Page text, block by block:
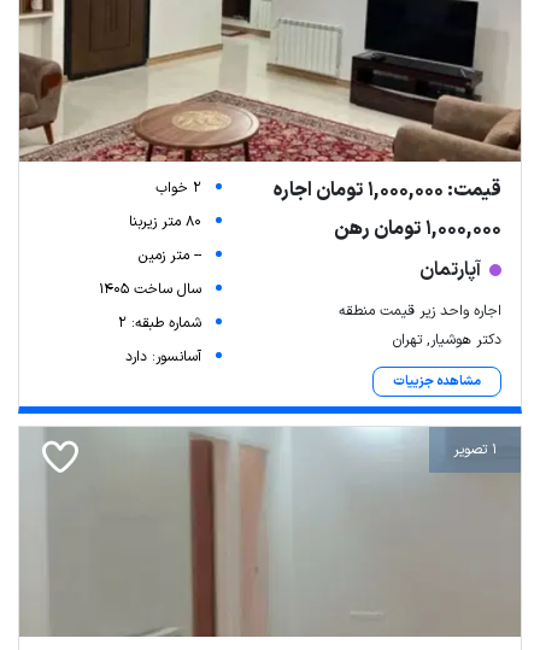
قیمت: 1,000,000 تومان اجاره
1,000,000 تومان رهن
آپارتمان
اجاره واحد زیر قیمت منطقه
دکتر هوشیار, تهران
مشاهده جزییات
2 خواب
80 متر زیربنا
-- متر زمین
سال ساخت 1405
شماره طبقه: 2
آسانسور: دارد
1 تصویر